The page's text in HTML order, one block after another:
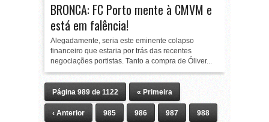
BRONCA: FC Porto mente à CMVM e
está em falência!
Alegadamente, seria este eminente colapso
financeiro que estaria por trás das recentes
negociações portistas. Tanto a compra de Óliver...
Página 989 de 1122 « Primeira
‹ Anterior 985 986 987 988